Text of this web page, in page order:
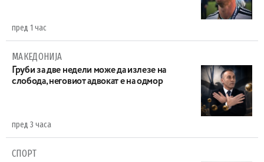
пред 1 час
МАКЕДОНИЈА
Груби за две недели може да излезе на
слобода, неговиот адвокат е на одмор
пред 3 часа
СПОРТ